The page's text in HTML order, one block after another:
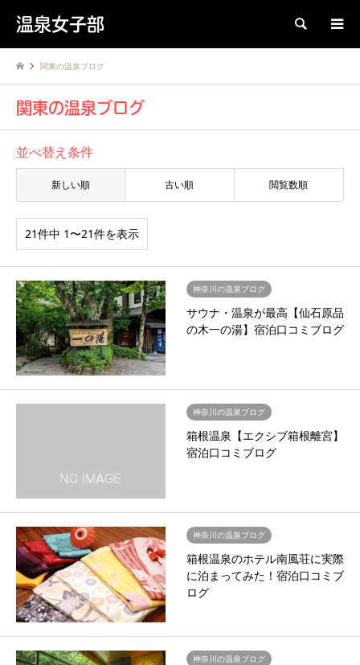
温泉女子部 検索
関東の温泉ブログ
関東の温泉ブログ
並べ替え条件
新しい順 古い順 閲覧数順
21件中 1〜21件を表示
神奈川の温泉ブログ
サウナ・温泉が最高【仙石原品
の木一の湯】宿泊口コミブログ
神奈川の温泉ブログ
箱根温泉【エクシブ箱根離宮】
宿泊口コミブログ
神奈川の温泉ブログ
箱根温泉のホテル南風荘に実際
に泊まってみた！宿泊口コミブ
ログ
神奈川の温泉ブログ